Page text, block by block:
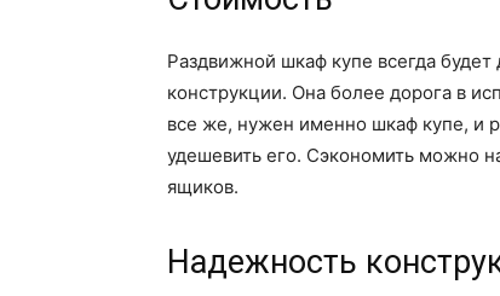
Раздвижной шкаф купе всегда
конструкции. Она более дорога в
все же, нужен именно шкаф купе, и
удешевить его. Сэкономить можно
ящиков.
Надежность